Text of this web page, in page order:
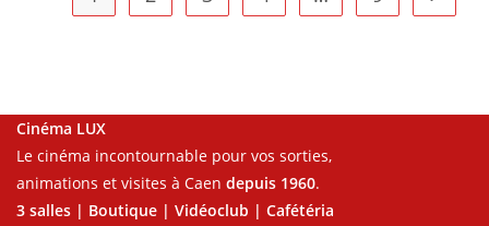
Cinéma LUX
Le cinéma incontournable pour vos sorties,
animations et visites à Caen depuis 1960.
3 salles | Boutique | Vidéoclub | Cafétéria